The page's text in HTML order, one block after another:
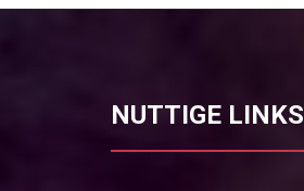
NUTTIGE LINKS